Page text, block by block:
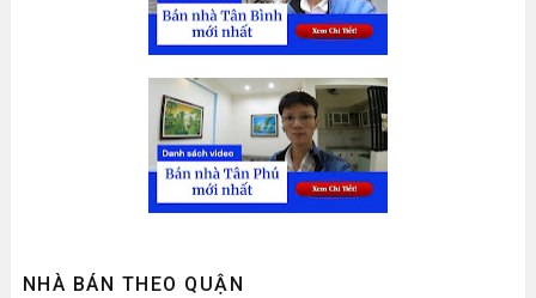
NHÀ BÁN THEO QUẬN